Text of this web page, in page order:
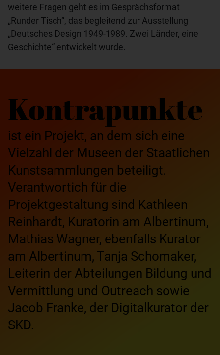
weitere Fragen geht es im Gesprächsformat
„Runder Tisch“, das begleitend zur Ausstellung
„Deutsches Design 1949-1989. Zwei Länder, eine
Geschichte“ entwickelt wurde.
Kontrapunkte
ist ein Projekt, an dem sich eine
Vielzahl der Museen der Staatlichen
Kunstsammlungen beteiligt.
Verantwortich für die
Projektgestaltung sind Kathleen
Reinhardt, Kuratorin am Albertinum,
Mathias Wagner, ebenfalls Kurator
am Albertinum, Tanja Schomaker,
Leiterin der Abteilungen Bildung und
Vermittlung und Outreach sowie
Jacob Franke, der Digitalkurator der
SKD.